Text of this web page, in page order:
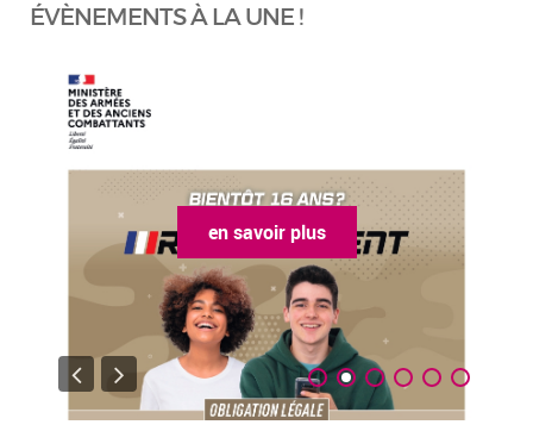
ÉVÈNEMENTS À LA UNE !
en savoir plus